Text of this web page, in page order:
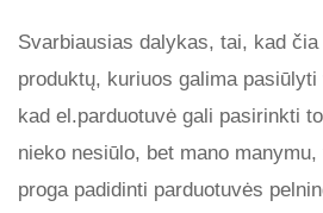
Svarbiausias dalykas, tai, kad
produktų, kuriuos galima
kad el.parduotuvė gali pasirinkti
nieko nesiūlo, bet mano
proga padidinti parduotuvės